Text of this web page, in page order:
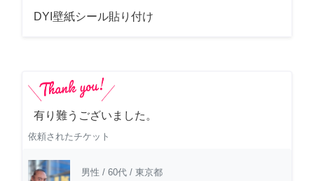
DYI壁紙シール貼り付け
有り難うございました。
依頼されたチケット
男性 / 60代 / 東京都